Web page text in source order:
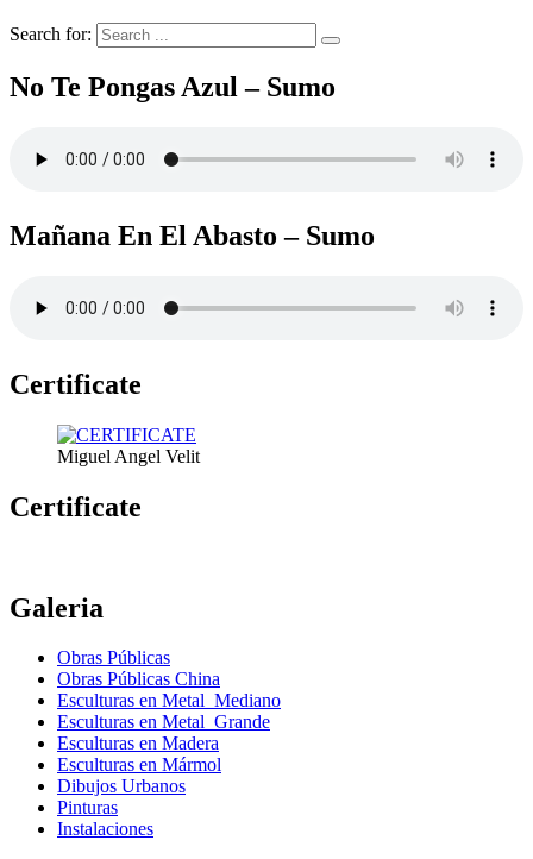
Search for:
No Te Pongas Azul – Sumo
Mañana En El Abasto – Sumo
Certificate
Miguel Angel Velit
Certificate
Galeria
Obras Públicas
Obras Públicas China
Esculturas en Metal Mediano
Esculturas en Metal Grande
Esculturas en Madera
Esculturas en Mármol
Dibujos Urbanos
Pinturas
Instalaciones